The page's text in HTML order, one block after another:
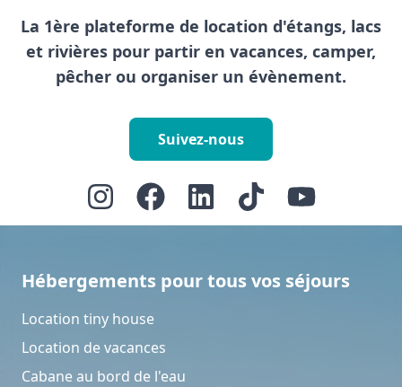
La 1ère plateforme de location d'étangs, lacs
et rivières pour partir en vacances, camper,
pêcher ou organiser un évènement.
Suivez-nous
Hébergements pour tous vos séjours
Location tiny house
Location de vacances
Cabane au bord de l'eau